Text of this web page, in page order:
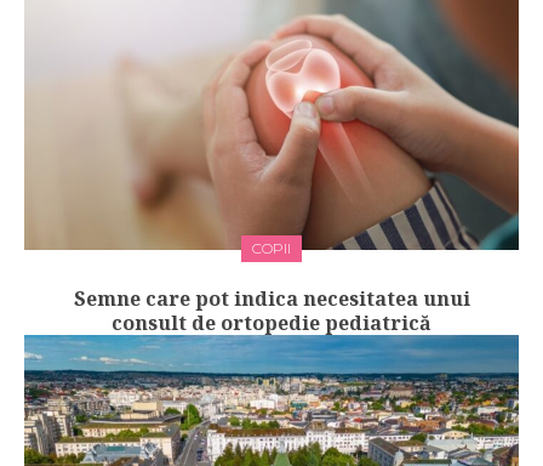
COPII
Semne care pot indica necesitatea unui
consult de ortopedie pediatrică